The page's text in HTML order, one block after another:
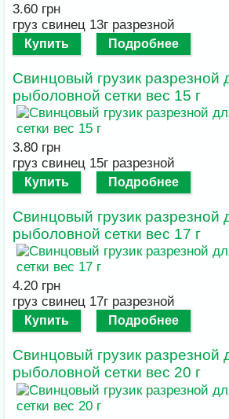
3.60 грн
груз свинец 13г разрезной
Купить Подробнее
Свинцовый грузик разрезной
рыболовной сетки вес 15 г
3.80 грн
груз свинец 15г разрезной
Купить Подробнее
Свинцовый грузик разрезной
рыболовной сетки вес 17 г
4.20 грн
груз свинец 17г разрезной
Купить Подробнее
Свинцовый грузик разрезной
рыболовной сетки вес 20 г